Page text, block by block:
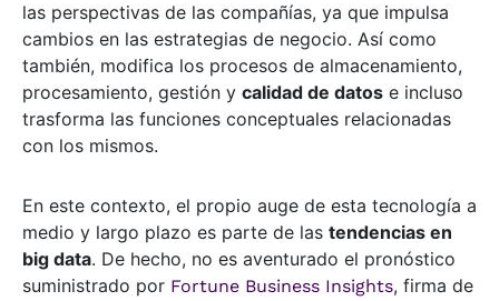
las perspectivas de las compañías, ya que impulsa
cambios en las estrategias de negocio. Así como
también, modifica los procesos de almacenamiento,
procesamiento, gestión y calidad de datos e incluso
trasforma las funciones conceptuales relacionadas
con los mismos.
En este contexto, el propio auge de esta tecnología a
medio y largo plazo es parte de las tendencias en
big data. De hecho, no es aventurado el pronóstico
suministrado por Fortune Business Insights, firma de